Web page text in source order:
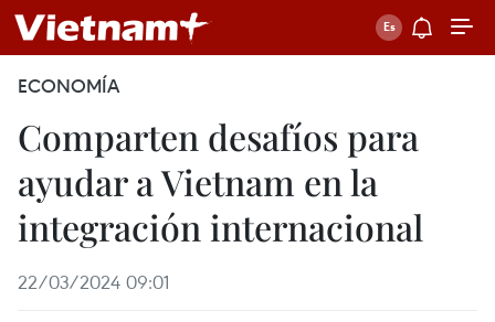
ECONOMÍA
Comparten desafíos para
ayudar a Vietnam en la
integración internacional
22/03/2024 09:01